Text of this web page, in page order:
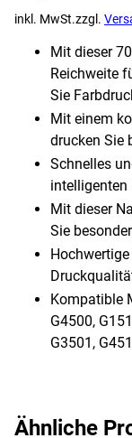
inkl. MwSt.zzgl.
Mit dieser
Reichweite
Sie
Mit einem
drucken Sie
Schnelles
intelligenten
Mit dieser
Sie
Kompatible
G4500,
G3501,
Ähnliche